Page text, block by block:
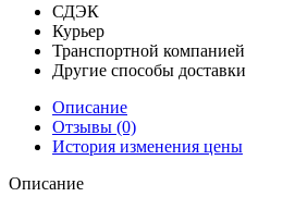
СДЭК
Курьер
Транспортной компанией
Другие способы доставки
Описание
Отзывы (0)
История изменения цены
Описание